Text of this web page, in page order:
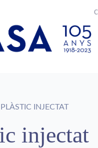
INJECTAT
injectat